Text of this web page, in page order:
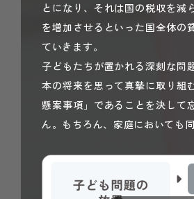
とになり、それは国の税収を減
を増加させるといった国全体の
ていきます。
子どもたちが置かれる深刻な問
本の将来を思って真摯に取り組
懸案事項」であることを決して
ん。もちろん、家庭においても同